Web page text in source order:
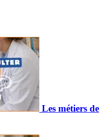
Les métiers de